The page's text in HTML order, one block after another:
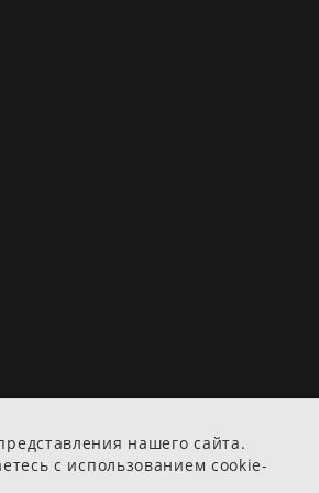
нашего сайта.
с использованием cookie-